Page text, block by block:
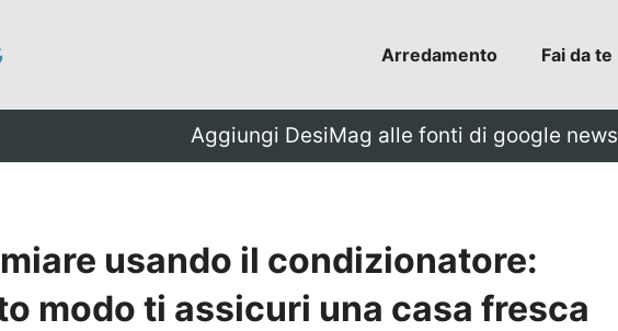
Arredamento Fai da te
Aggiungi DesiMag alle fonti di google news
usando il condizionatore:
modo ti assicuri una casa fresca